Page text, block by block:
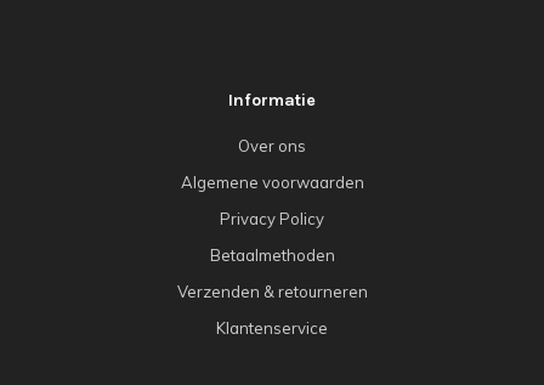
Informatie
Over ons
Algemene voorwaarden
Privacy Policy
Betaalmethoden
Verzenden & retourneren
Klantenservice